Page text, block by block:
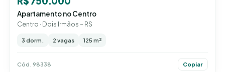
Apartamento no Centro
Centro · Dois Irmãos – RS
3 dorm. 2 vagas 125 m²
Cód. 98338 Copiar